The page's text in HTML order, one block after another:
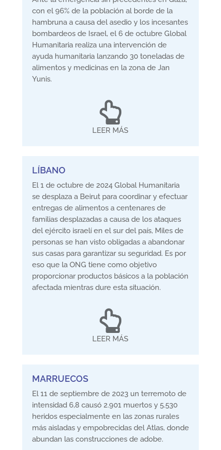
con el 96% de la población al borde de la
hambruna a causa del asedio y los incesantes
bombardeos de Israel, el 6 de octubre Global
Humanitaria realiza una intervención de
ayuda humanitaria lanzando 30 toneladas de
alimentos y medicinas en la zona de Jan
Yunis.

LEER MÁS
LÍBANO
El 1 de octubre de 2024 Global Humanitaria
se desplaza a Beirut para coordinar y efectuar
entregas de alimentos a centenares de
familias desplazadas a causa de los ataques
del ejército israelí en el sur del país, Miles de
personas se han visto obligadas a abandonar
sus casas para garantizar su seguridad. Es por
eso que la ONG tiene como objetivo
proporcionar productos básicos a la población
afectada mientras dure esta situación.

LEER MÁS
MARRUECOS
El 11 de septiembre de 2023 un terremoto de
intensidad 6,8 causó 2.901 muertos y 5.530
heridos especialmente en las zonas rurales
más aisladas y empobrecidas del Atlas, donde
abundan las construcciones de adobe.